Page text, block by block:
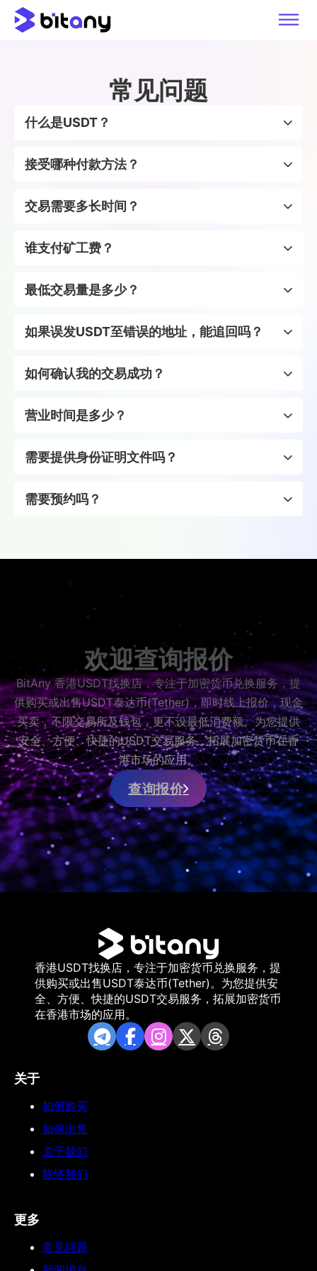
常见问题
什么是USDT？
接受哪种付款方法？
交易需要多长时间？
谁支付矿工费？
最低交易量是多少？
如果误发USDT至错误的地址，能追回吗？
如何确认我的交易成功？
营业时间是多少？
需要提供身份证明文件吗？
需要预约吗？
欢迎查询报价
BitAny 香港USDT找换店，专注于加密货币兑换服务，提
供购买或出售USDT泰达币(Tether)，即时线上报价，现金
买卖，不限交易所及钱包，更不设最低消费额。为您提供
安全、方便、快捷的USDT交易服务，拓展加密货币在香
港市场的应用。
查询报价
香港USDT找换店，专注于加密货币兑换服务，提
供购买或出售USDT泰达币(Tether)。为您提供安
全、方便、快捷的USDT交易服务，拓展加密货币
在香港市场的应用。
关于
如何购买
如何出售
关于我们
联络我们
更多
常见问题